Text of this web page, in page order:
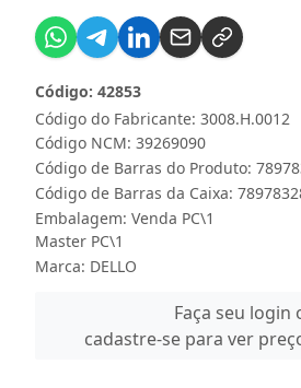
Código do Fabricante: 3008.H.0012
Código: 42853
Código NCM: 39269090
Código de Barras do Produto:
Código de Barras da Caixa:
Embalagem: Venda PC\1
Master PC\1
Marca: DELLO
Faça seu login
cadastre-se para ver